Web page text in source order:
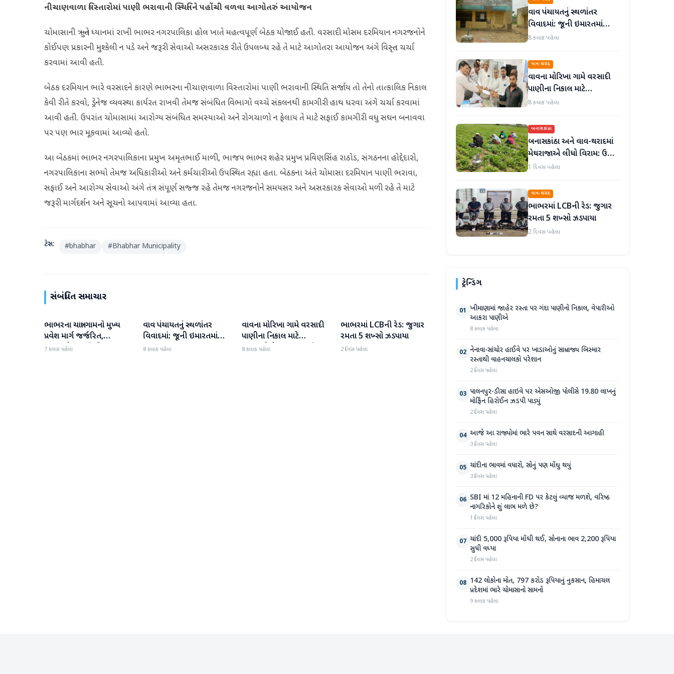
નીચાણવાળા વિસ્તારોમાં પાણી ભરાવાની સ્થિતિને પહોંચી વળવા આગોતરું આયોજન
ચોમાસાની ઋતુને ધ્યાનમાં રાખી ભાભર નગરપાલિકા હોલ ખાતે મહત્વપૂર્ણ બેઠક યોજાઈ હતી. વરસાદી મોસમ દરમિયાન નગરજનોને
કોઈપણ પ્રકારની મુશ્કેલી ન પડે અને જરૂરી સેવાઓ અસરકારક રીતે ઉપલબ્ધ રહે તે માટે આગોતરા આયોજન અંગે વિસ્તૃત ચર્ચા
કરવામાં આવી હતી.
બેઠક દરમિયાન ભારે વરસાદને કારણે ભાભરના નીચાણવાળા વિસ્તારોમાં પાણી ભરાવાની સ્થિતિ સર્જાય તો તેનો તાત્કાલિક નિકાલ
કેવી રીતે કરવો, ડ્રેનેજ વ્યવસ્થા કાર્યરત રાખવી તેમજ સંબંધિત વિભાગો વચ્ચે સંકલનથી કામગીરી હાથ ધરવા અંગે ચર્ચા કરવામાં
આવી હતી. ઉપરાંત ચોમાસામાં આરોગ્ય સંબંધિત સમસ્યાઓ અને રોગચાળો ન ફેલાય તે માટે સફાઈ કામગીરી વધુ સઘન બનાવવા
પર પણ ભાર મૂકવામાં આવ્યો હતો.
આ બેઠકમાં ભાભર નગરપાલિકાના પ્રમુખ અમૃતભાઈ માળી, ભાજપ ભાભર શહેર પ્રમુખ પ્રવિણસિંહ રાઠોડ, સંગઠનના હોદ્દેદારો,
નગરપાલિકાના સભ્યો તેમજ અધિકારીઓ અને કર્મચારીઓ ઉપસ્થિત રહ્યા હતા. બેઠકના અંતે ચોમાસા દરમિયાન પાણી ભરાવા,
સફાઈ અને આરોગ્ય સેવાઓ અંગે તંત્ર સંપૂર્ણ સજ્જ રહે તેમજ નગરજનોને સમયસર અને અસરકારક સેવાઓ મળી રહે તે માટે
જરૂરી માર્ગદર્શન અને સૂચનો આપવામાં આવ્યા હતા.
ટેગ્સ: #bhabhar #Bhabhar Municipality
સંબંધિત સમાચાર
વાવ-થરાદ
ભાભરના ચાત્રા ગામનો મુખ્ય
પ્રવેશ માર્ગ જર્જરિત,
ગ્રામજનોમાં ભારે રોષ
7 કલાક પહેલા
વાવ-થરાદ
વાવ પંચાયતનું સ્થળાંતર
વિવાદમાં: જૂની ઇમારતમાં
કામકાજ શરૂ છતાં નવું મકાન
8 કલાક પહેલા
વાવ-થરાદ
વાવના મોરિખા ગામે વરસાદી
પાણીના નિકાલ માટે
ગ્રામજનોએ મામલતદારને
8 કલાક પહેલા
વાવ-થરાદ
ભાભરમાં LCBની રેડ: જુગાર
રમતા 5 શખ્સો ઝડપાયા
2 દિવસ પહેલા
વાવ પંચાયતનું સ્થળાંતર
વિવાદમાં: જૂની ઇમારતમાં
કામકાજ શરૂ છતાં નવું મકાન
8 કલાક પહેલા
વાવ-થરાદ
વાવના મોરિખા ગામે વરસાદી
પાણીના નિકાલ માટે
ગ્રામજનોએ મામલતદારને
8 કલાક પહેલા
બનાસકાંઠા
બનાસકાંઠા અને વાવ-થરાદમાં
મેઘરાજાએ લીધો વિરામ: ઉઘાડ
નીકળતાં ખેડૂતોમાં આનંદનો
1 દિવસ પહેલા
વાવ-થરાદ
ભાભરમાં LCBની રેડ: જુગાર
રમતા 5 શખ્સો ઝડપાયા
2 દિવસ પહેલા
ટ્રેન્ડિંગ
01 ખીમાણામાં જાહેર રસ્તા પર ગંદા પાણીનો નિકાલ, વેપારીઓ
આકરા પાણીએ
8 કલાક પહેલા
02 નેનાવા-સાંચોર હાઈવે પર ખાડાઓનું સામ્રાજ્ય બિસ્માર
રસ્તાથી વાહનચાલકો પરેશાન
2 દિવસ પહેલા
03 પાલનપુર-ડીસા હાઇવે પર એસઓજી પોલીસે 19.80 લાખનું
મોર્ફિન હિરોઈન ઝડપી પાડ્યું
2 દિવસ પહેલા
04 આજે આ રાજ્યોમાં ભારે પવન સાથે વરસાદની આગાહી
3 દિવસ પહેલા
05 ચાંદીના ભાવમાં વધારો, સોનું પણ મોંઘુ થયું
3 દિવસ પહેલા
06 SBI માં 12 મહિનાની FD પર કેટલું વ્યાજ મળશે, વરિષ્ઠ
નાગરિકોને શું લાભ મળે છે?
1 દિવસ પહેલા
07 ચાંદી 5,000 રૂપિયા મોંઘી થઈ, સોનાના ભાવ 2,200 રૂપિયા
સુધી વધ્યા
2 દિવસ પહેલા
08 142 લોકોના મોત, 797 કરોડ રૂપિયાનું નુકસાન, હિમાચલ
પ્રદેશમાં ભારે ચોમાસાનો સામનો
9 કલાક પહેલા